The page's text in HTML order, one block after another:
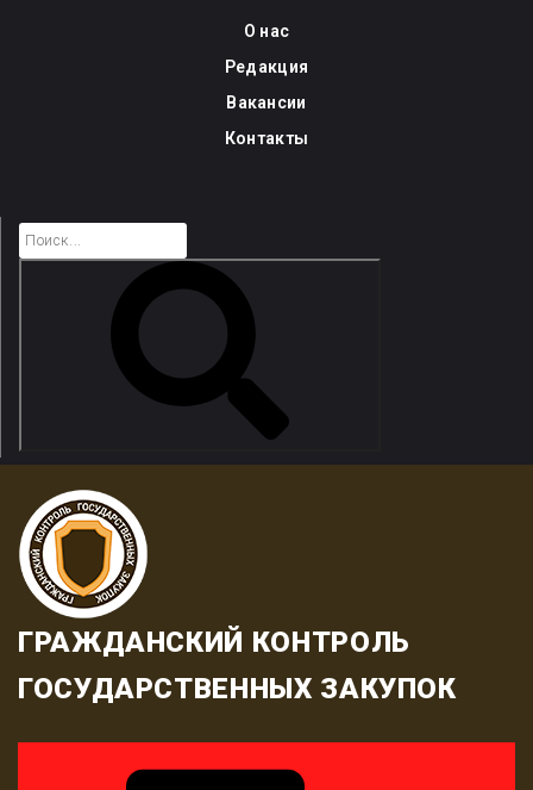
О нас
Редакция
Вакансии
Контакты
ГРАЖДАНСКИЙ КОНТРОЛЬ
ГОСУДАРСТВЕННЫХ ЗАКУПОК